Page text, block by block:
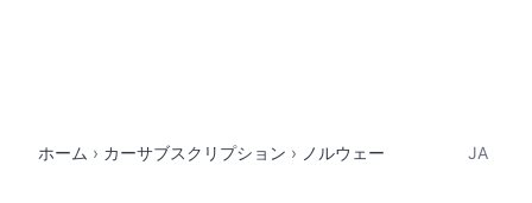
ホーム カーサブスクリプション ノルウェー JA